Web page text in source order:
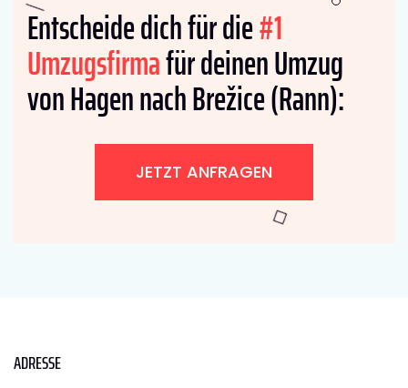
Entscheide dich für die#1
Umzugsfirmafür deinen Umzug
von Hagen nach Brežice (Rann):
JETZT ANFRAGEN
ADRESSE